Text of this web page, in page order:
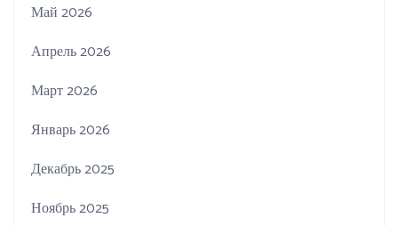
Май 2026
Апрель 2026
Март 2026
Январь 2026
Декабрь 2025
Ноябрь 2025